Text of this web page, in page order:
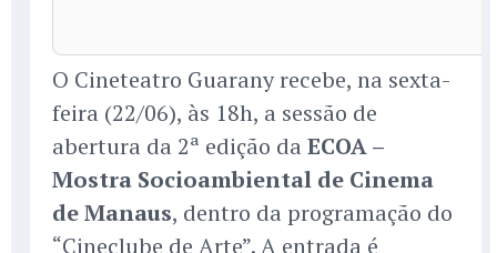
O Cineteatro Guarany recebe, na sexta-
feira (22/06), às 18h, a sessão de
abertura da 2ª edição da ECOA –
Mostra Socioambiental de Cinema
de Manaus, dentro da programação do
“Cineclube de Arte”. A entrada é